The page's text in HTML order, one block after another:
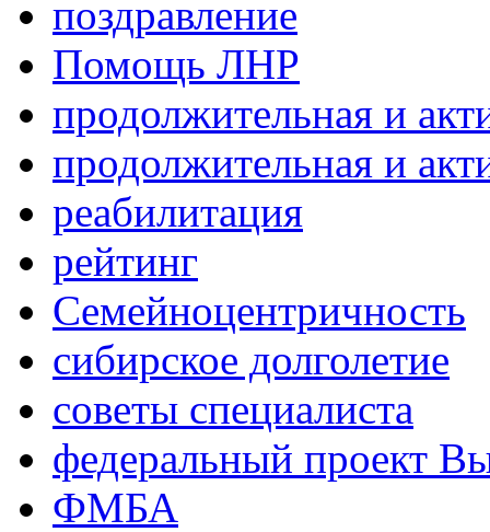
поздравление
Помощь ЛНР
продолжительная и
продолжительная и
реабилитация
рейтинг
Семейноцентричность
сибирское долголетие
советы специалиста
федеральный проект
ФМБА